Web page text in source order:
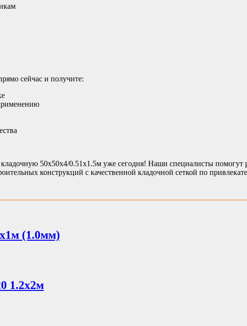
сейчас и получите:
50х50х4/0.51х1.5м уже сегодня! Наши специалисты помогут
конструкций с качественной кладочной сеткой по
(1.0мм)
1.2х2м